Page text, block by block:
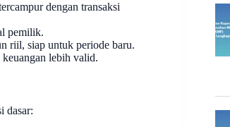
dengan transaksi
pemilik.
riil, siap untuk periode baru.
lebih valid.
dasar: